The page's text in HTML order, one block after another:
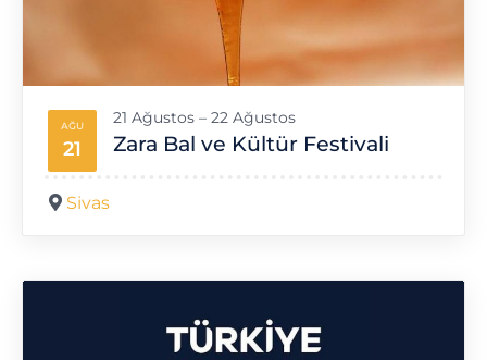
AĞU
21 Zara Bal ve Kültür Festivali
21 Ağustos – 22 Ağustos
Sivas